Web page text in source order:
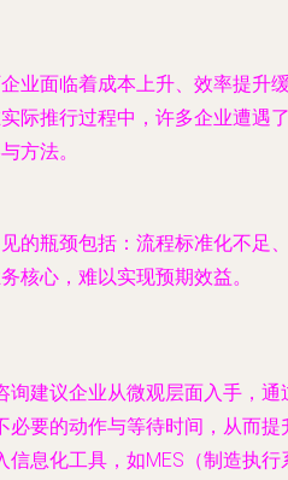
业面临着成本上升、效率提升
际推行过程中，许多企业遭
方法。
的瓶颈包括：流程标准化不足
核心，难以实现预期效益。
询建议企业从微观层面入手，
要的动作与等待时间，从而提
信息化工具，如MES（制造执